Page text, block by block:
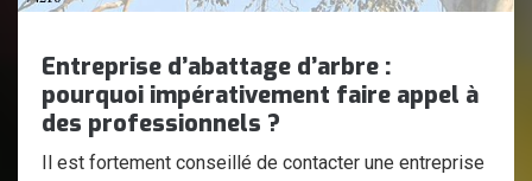
Entreprise d’abattage d’arbre :
pourquoi impérativement faire appel à
des professionnels ?
Il est fortement conseillé de contacter une entreprise